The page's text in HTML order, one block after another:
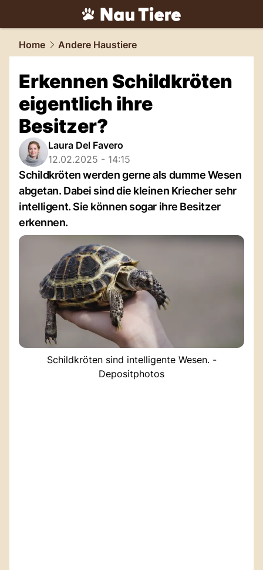
tiere.NAU.ch
Home Andere Haustiere
Erkennen Schildkröten
eigentlich ihre
Besitzer?
Laura Del Favero
12.02.2025 - 14:15
Schildkröten werden gerne als dumme Wesen
abgetan. Dabei sind die kleinen Kriecher sehr
intelligent. Sie können sogar ihre Besitzer
erkennen.
Schildkröten sind intelligente Wesen. -
Depositphotos